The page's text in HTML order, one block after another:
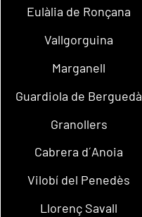
Eulàlia de Ronçana
Vallgorguina
Marganell
Guardiola de Berguedà
Granollers
Cabrera d´Anoia
Vilobí del Penedès
Llorenç Savall